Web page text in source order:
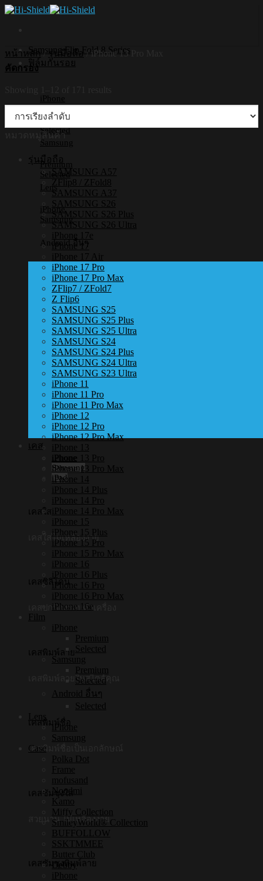
Skip
Samsung Flip Fold 8 Series
ฟิล์มกันรอย
iPhone
Premium
Selected
Samsung
Premium
Selected
Lens
iPhone
Samsung
Android อื่นๆ
เคส
iPhone
Samsung
iPad
เคสใส
เคสใสไม่เหลืองง่าย
เคสซิลิโคน
เคสปกป้องรอบตัวเครื่อง
เคสพิมพ์ลาย
เคสพิมพ์ลายในสไตล์คุณ
เคสพิมพ์ชื่อ
เคสพิมพ์ชื่อเป็นเอกลักษณ์
เคสซัมซุงใส
สวยนาน ไม่เหลืองง่าย
เคสซัมซุงพิมพ์ลาย
หน้าหลัก / รุ่นมือถือ /iPhone 13 Pro Max
คัดกรอง
หมวดหมู่สินค้า
รุ่นมือถือ
SAMSUNG A57
ZFlip8 / ZFold8
SAMSUNG A37
SAMSUNG S26
SAMSUNG S26 Plus
SAMSUNG S26 Ultra
iPhone 17e
iPhone 17
iPhone 17 Air
iPhone 17 Pro
iPhone 17 Pro Max
ZFlip7 / ZFold7
Z Flip6
SAMSUNG S25
SAMSUNG S25 Plus
SAMSUNG S25 Ultra
SAMSUNG S24
SAMSUNG S24 Plus
SAMSUNG S24 Ultra
SAMSUNG S23 Ultra
iPhone 11
iPhone 11 Pro
iPhone 11 Pro Max
iPhone 12
iPhone 12 Pro
iPhone 12 Pro Max
iPhone 13
iPhone 13 Pro
iPhone 13 Pro Max
iPhone 14
iPhone 14 Plus
iPhone 14 Pro
iPhone 14 Pro Max
iPhone 15
iPhone 15 Plus
iPhone 15 Pro
iPhone 15 Pro Max
iPhone 16
iPhone 16 Plus
iPhone 16 Pro
iPhone 16 Pro Max
iPhone 16e
Film
iPhone
Premium
Selected
Samsung
Premium
Selected
Android อื่นๆ
Selected
Lens
iPhone
Samsung
Case
Polka Dot
Frame
mofusand
Noodmi
Kamo
Miffy Collection
SmileyWorld® Collection
BUFFOLLOW
SSKTMMEE
Butter Club
Debby
iPhone